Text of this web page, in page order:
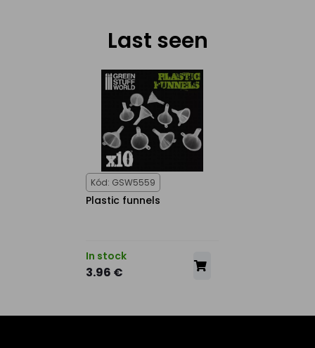
Last seen
Kód: GSW5559
Plastic funnels
In stock
3.96 €